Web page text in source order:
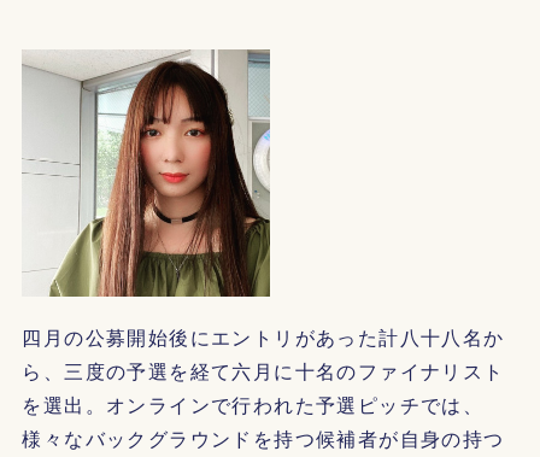
四月の公募開始後にエントリがあった計八十八名か
ら、三度の予選を経て六月に十名のファイナリスト
を選出。オンラインで行われた予選ピッチでは、
様々なバックグラウンドを持つ候補者が自身の持つ